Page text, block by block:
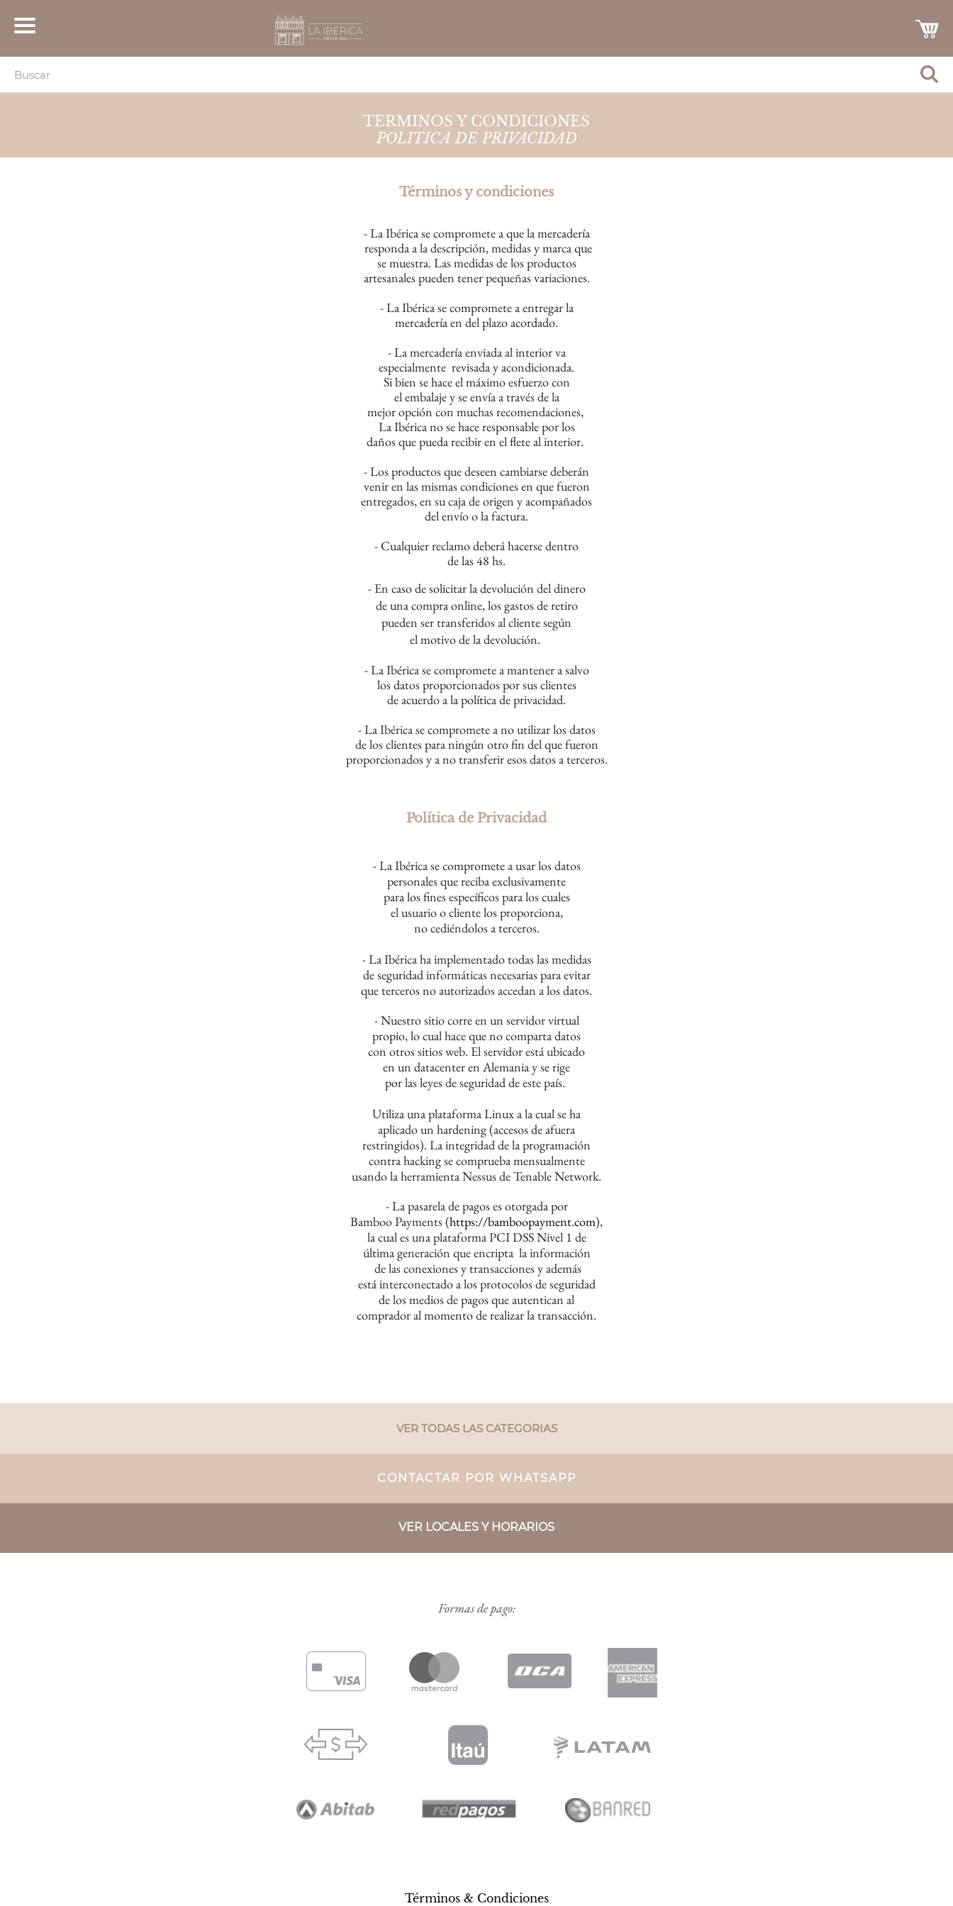
TERMINOS Y CONDICIONES
POLITICA DE PRIVACIDAD
Términos y condiciones
- La Ibérica se compromete a que la mercadería
responda a la descripción,medidas y marca que
se muestra. Las medidas de los productos
artesanalespueden tener pequeñas variaciones.
- La Ibérica se compromete a entregar la
mercaderíaen del plazo acordado.
- La mercadería enviada al interior va
especialmente revisada y acondicionada.
Si bien se hace elmáximo esfuerzo con
el embalaje y se envíaa través de la
mejor opción con muchas recomendaciones,
La Ibérica no se hace responsable por los
daños quepueda recibir en el flete al interior.
- Los productos que deseen cambiarse deberán
veniren las mismascondiciones en que fueron
entregados,en su caja de origen y acompañados
del envío o la factura.
- Cualquier reclamo deberá hacerse dentro
de las 48 hs.
- En caso de solicitar la devolución del dinero
deunacompra online,los gastos de retiro
pueden ser transferidosal cliente según
el motivo de la devolución.
- La Ibérica se compromete a mantener a salvo
los datosproporcionados por sus clientes
de acuerdo a lapolítica de privacidad.
- La Ibérica se compromete a no utilizar los datos
delos clientespara ningún otro fin del que fueron
proporcionados y a no transferir esos datos a terceros.
Política de Privacidad
- La Ibérica se compromete a usar los datos
personales que recibaexclusivamente
para los fines específicos para los cuales
el usuario o cliente los proporciona,
no cediéndolos a terceros.
- La Ibérica ha implementado todas las medidas
de seguridadinformáticasnecesarias para evitar
que terceros no autorizados accedan a los datos.
- Nuestro sitio corre en un servidor virtual
propio, lo cual hacequeno compartadatos
con otros sitios web. El servidor está ubicado
en un datacenteren Alemania y se rige
por las leyes de seguridad de este país.
Utiliza una plataforma Linux a la cual se ha
aplicado un hardening(accesos de afuera
restringidos). La integridad de la programación
contra hacking se comprueba mensualmente
usando la herramienta Nessusde Tenable Network.
- La pasarela de pagos es otorgada por
Bamboo Payments (https://bamboopayment.com),
la cual es una plataforma PCI DSS Nivel 1 de
última generación que encripta la información
de las conexiones y transaccionesy además
está interconectadoa los protocolos de seguridad
de los medios de pagosque autentican al
comprador al momento de realizar la transacción.
VER TODAS LAS CATEGORIAS
CONTACTAR POR WHATSAPP
VER LOCALES Y HORARIOS
Formas de pago:
Términos & Condiciones